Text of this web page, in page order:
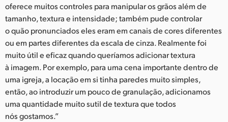
oferece muitos controles para manipular os grãos além de
tamanho, textura e intensidade; também pude controlar
o quão pronunciados eles eram em canais de cores diferentes
ou em partes diferentes da escala de cinza. Realmente foi
muito útil e eficaz quando queríamos adicionar textura
à imagem. Por exemplo, para uma cena importante dentro de
uma igreja, a locação em si tinha paredes muito simples,
então, ao introduzir um pouco de granulação, adicionamos
uma quantidade muito sutil de textura que todos
nós gostamos.”